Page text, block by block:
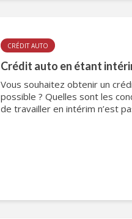
CRÉDIT AUTO
Crédit auto en étant
Vous souhaitez obtenir un
possible ? Quelles sont les
de travailler en intérim n’est